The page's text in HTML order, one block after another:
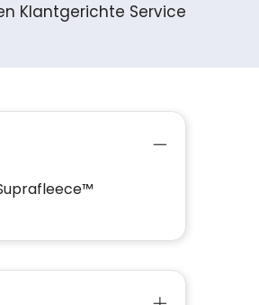
Klantgerichte Service